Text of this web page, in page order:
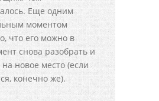
Еще одним
моментом
что его можно в
снова разобрать и
новое место (если
конечно же).